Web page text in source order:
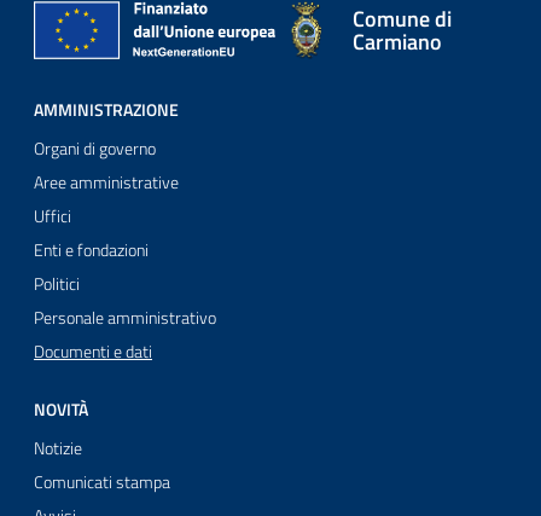
Comune di
Carmiano
AMMINISTRAZIONE
Organi di governo
Aree amministrative
Uffici
Enti e fondazioni
Politici
Personale amministrativo
Documenti e dati
NOVITÀ
Notizie
Comunicati stampa